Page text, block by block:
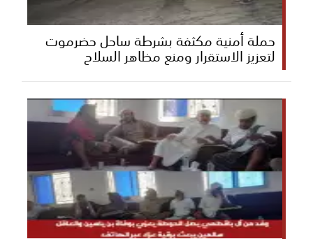
حملة أمنية مكثفة بشرطة ساحل حضرموت
لتعزيز الاستقرار ومنع مظاهر السلاح